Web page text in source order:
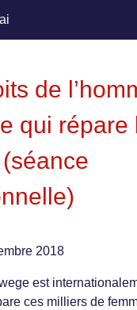
de
qui répare
2018
est
ces milliers de